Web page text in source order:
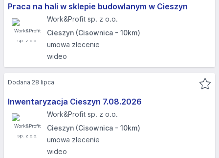
Praca na hali w sklepie budowlanym w Cieszyn
Work&Profit sp. z o.o.
Cieszyn (Cisownica - 10km)
umowa zlecenie
wideo
Inwentaryzacja Cieszyn 7.08.2026​
Work&Profit sp. z o.o.
Cieszyn (Cisownica - 10km)
umowa zlecenie
wideo
Dodana 28 lipca